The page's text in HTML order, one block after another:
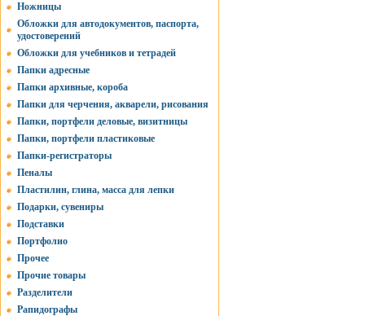
Ножницы
Обложки для автодокументов, паспорта,
удостоверений
Обложки для учебников и тетрадей
Папки адресные
Папки архивные, короба
Папки для черчения, акварели, рисования
Папки, портфели деловые, визитницы
Папки, портфели пластиковые
Папки-регистраторы
Пеналы
Пластилин, глина, масса для лепки
Подарки, сувениры
Подставки
Портфолио
Прочее
Прочие товары
Разделители
Рапидографы